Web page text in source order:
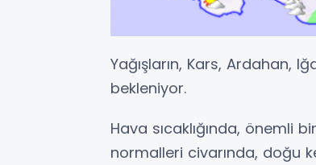
Yağışların, Kars, Ardahan,
bekleniyor.
Hava sıcaklığında, önemli
normalleri civarında, doğu